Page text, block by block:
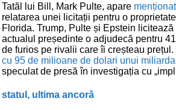
Tatăl lui Bill, Mark Pulte, apare
relatarea unei licitații pentru o
Florida. Trump, Pulte și Epstein
actualul președinte o adjudecă pentru
de furios pe rivalii care îi creșteau prețul.
cu 95 de milioane de dolari unui
speculat de presă în investigația cu
statul, ultima ancoră